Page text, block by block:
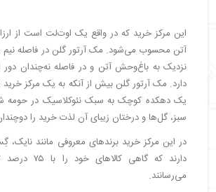
این مرکز خرید که در واقع یک اوت‌لت است از
آتن محسوب می‌شود. مک آرتور گلن در فاصله نیم
نزدیک به باغ‌وحش آتن و در فاصله نه‌چندان دور
دارد. مک آرتور گلن بیش از آنکه به یک مرکز
یک دهکده کوچک به سبک نئوکلاسیک در حومه
سبز، گل‌ها و درختان زیبای آن لذت خرید را
در این مرکز خرید برندهای معروفی مانند
دارند که گاهی
می‌رسانند.